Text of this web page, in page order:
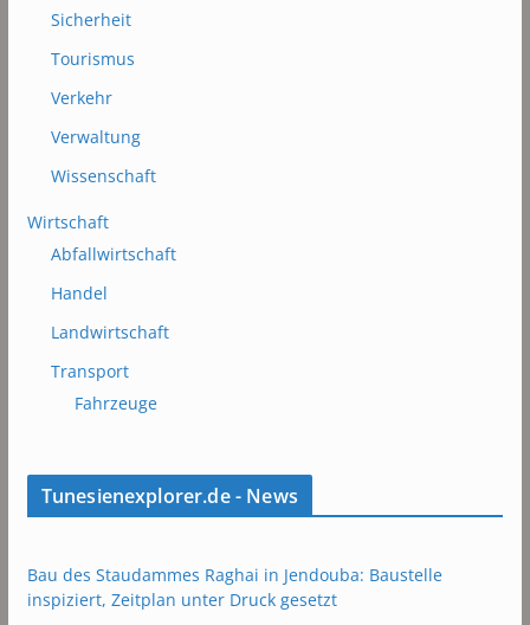
Sicherheit
Tourismus
Verkehr
Verwaltung
Wissenschaft
Wirtschaft
Abfallwirtschaft
Handel
Landwirtschaft
Transport
Fahrzeuge
Tunesienexplorer.de - News
Bau des Staudammes Raghai in Jendouba: Baustelle
inspiziert, Zeitplan unter Druck gesetzt